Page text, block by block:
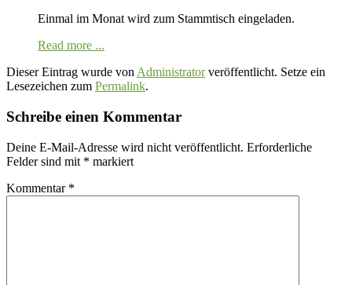
Einmal im Monat wird zum Stammtisch eingeladen.
Read more ...
Dieser Eintrag wurde vonAdministratorveröffentlicht. Setze ein
Lesezeichen zum Permalink.
Schreibe einen Kommentar
Deine E-Mail-Adresse wird nicht veröffentlicht. Erforderliche
Felder sind mit * markiert
Kommentar *